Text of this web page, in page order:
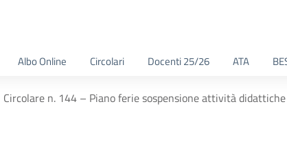
Albo Online Circolari Docenti 25/26 ATA
Circolare n. 144 – Piano ferie sospensione attività